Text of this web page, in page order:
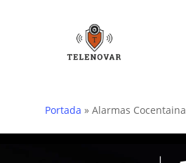
Portada » Alarmas Cocentaina